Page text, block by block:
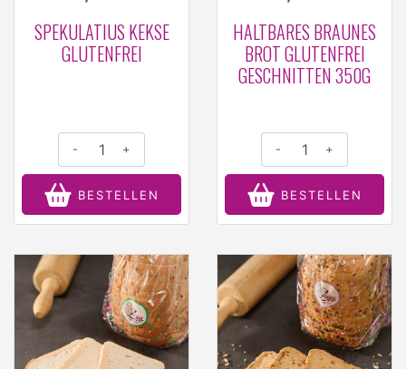
SPEKULATIUS KEKSE
GLUTENFREI
- +
BESTELLEN
HALTBARES BRAUNES
BROT GLUTENFREI
GESCHNITTEN 350G
- +
BESTELLEN